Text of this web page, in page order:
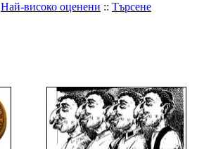
Най-високо оценени :: Търсене